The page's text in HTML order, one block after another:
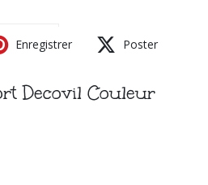
Enregistrer Poster
Decovil Couleur